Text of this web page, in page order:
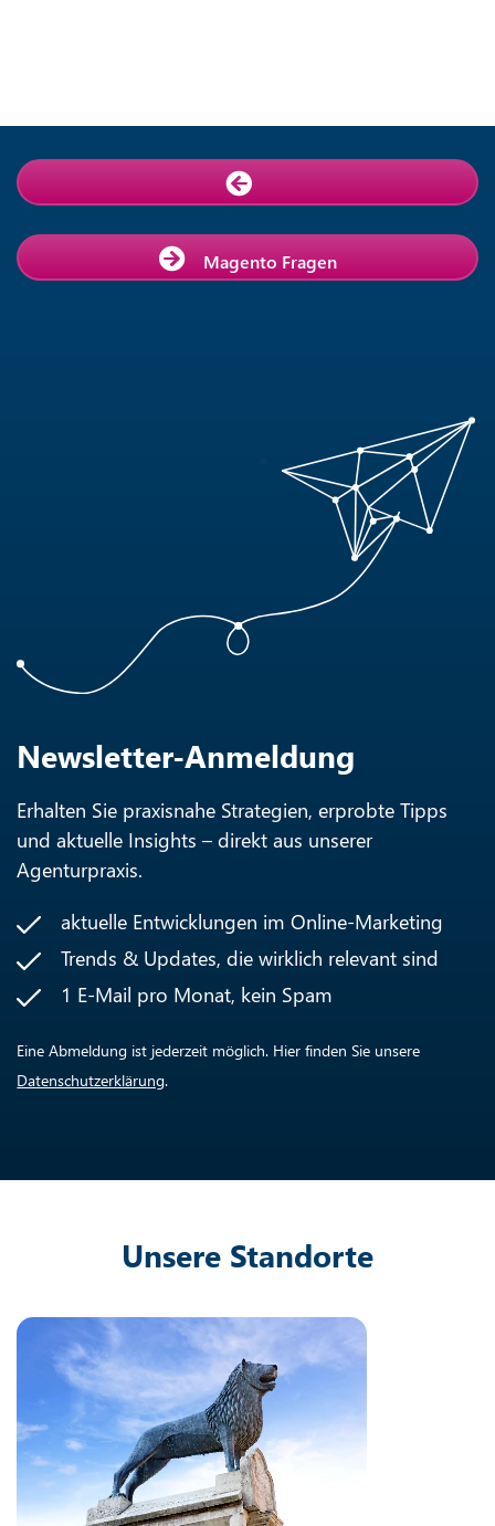
Magento Fragen
Newsletter-Anmeldung
Erhalten Sie praxisnahe Strategien, erprobte Tipps
und aktuelle Insights – direkt aus unserer
Agenturpraxis.
aktuelle Entwicklungen im Online-Marketing
Trends & Updates, die wirklich relevant sind
1 E-Mail pro Monat, kein Spam
Eine Abmeldung ist jederzeit möglich. Hier finden Sie unsere
Datenschutzerklärung.
Unsere Standorte